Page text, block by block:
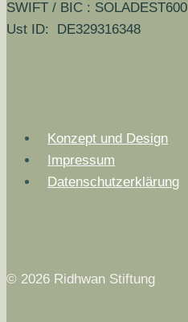
SWIFT / BIC : SOLADEST600
Ust ID: DE329316348
Konzept und Design
Impressum
Datenschutzerklärung
© 2026 Ridhwan Stiftung